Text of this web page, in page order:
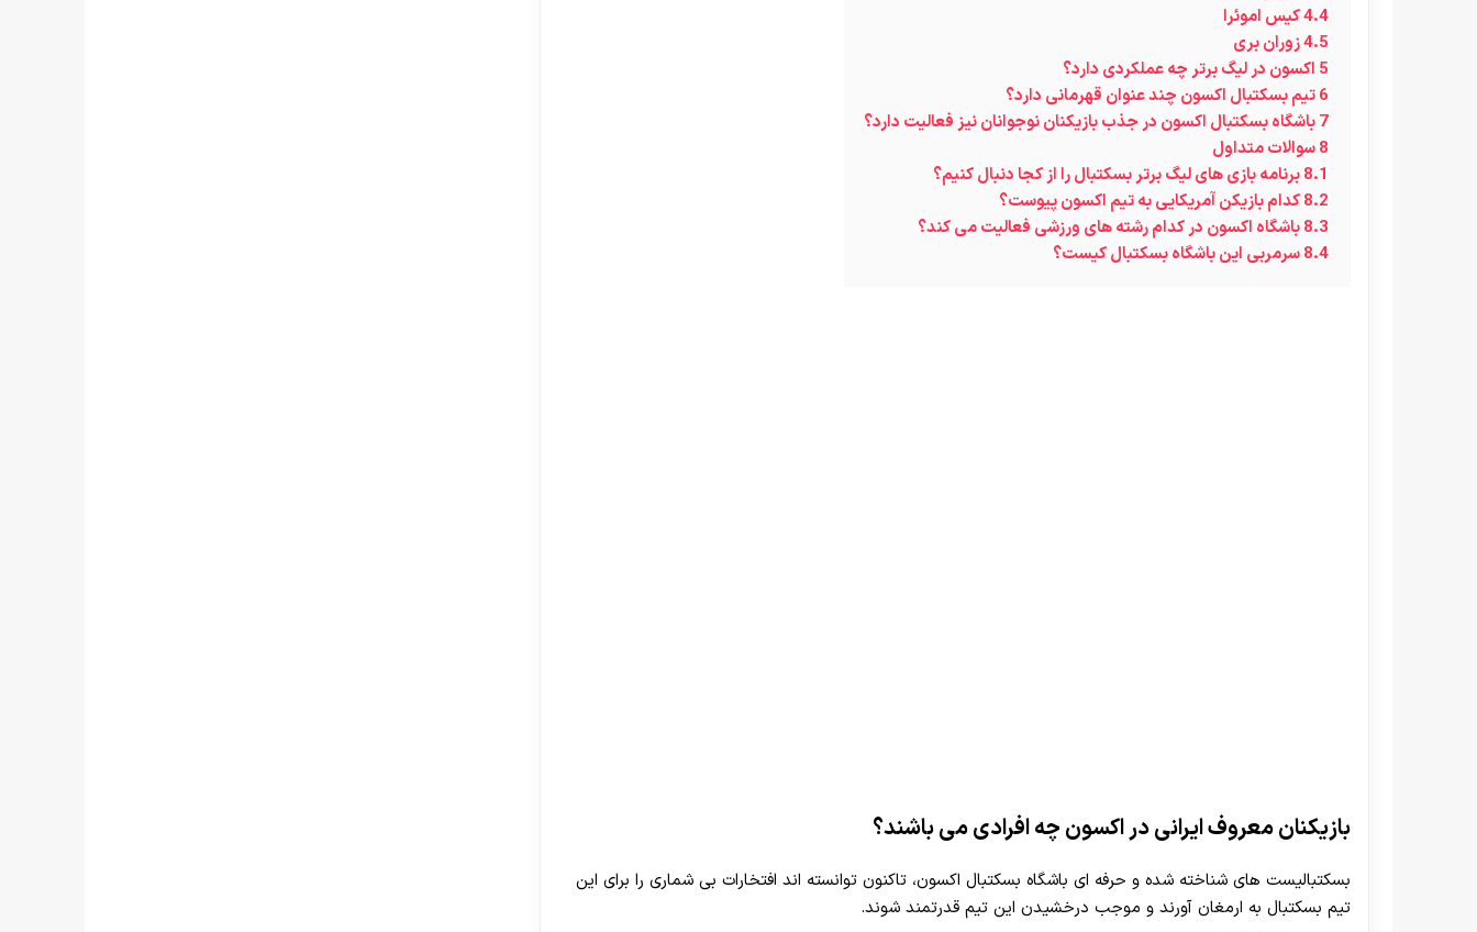
4.4کیس اموئرا
4.5زوران بری
5 اکسون در لیگ برتر چه عملکردی دارد؟
6تیم بسکتبال اکسون چند عنوان قهرمانی دارد؟
7باشگاه بسکتبال اکسون در جذب بازیکنان نوجوانان نیز فعالیت دارد؟
8سوالات متداول
8.1برنامه بازی های لیگ برتر بسکتبال را از کجا دنبال کنیم؟
8.2کدام بازیکن آمریکایی به تیم اکسون پیوست؟
8.3باشگاه اکسون در کدام رشته های ورزشی فعالیت می کند؟
8.4سرمربی این باشگاه بسکتبال کیست؟
بازیکنان معروف ایرانی در اکسون چه افرادی می باشند؟
بسکتبالیست های شناخته شده و حرفه ای باشگاه بسکتبال اکسون، تاکنون توانسته اند افتخارات بی شماری را برای این
تیم بسکتبال به ارمغان آورند و موجب درخشیدن این تیم قدرتمند شوند.